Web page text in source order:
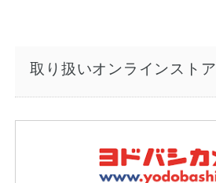
取り扱いオンラインストア